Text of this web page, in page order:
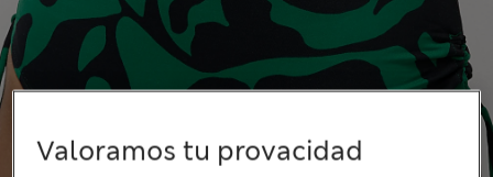
Valoramos tu provacidad